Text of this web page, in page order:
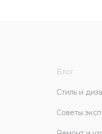
Блог
Стиль и
Советы